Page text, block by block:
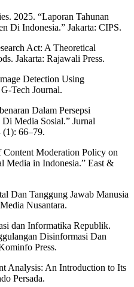
2025. “Laporan Tahunan
Di Indonesia.” Jakarta: CIPS.
Act: A Theoretical
Jakarta: Rajawali Press.
Detection Using
Tech Journal.
Dalam Persepsi
Media Sosial.” Jurnal
66–79.
Moderation Policy on
Media in Indonesia.” East &
Dan Tanggung Jawab Manusia
Nusantara.
dan Informatika Republik.
Disinformasi Dan
Press.
Analysis: An Introduction to Its
Persada.